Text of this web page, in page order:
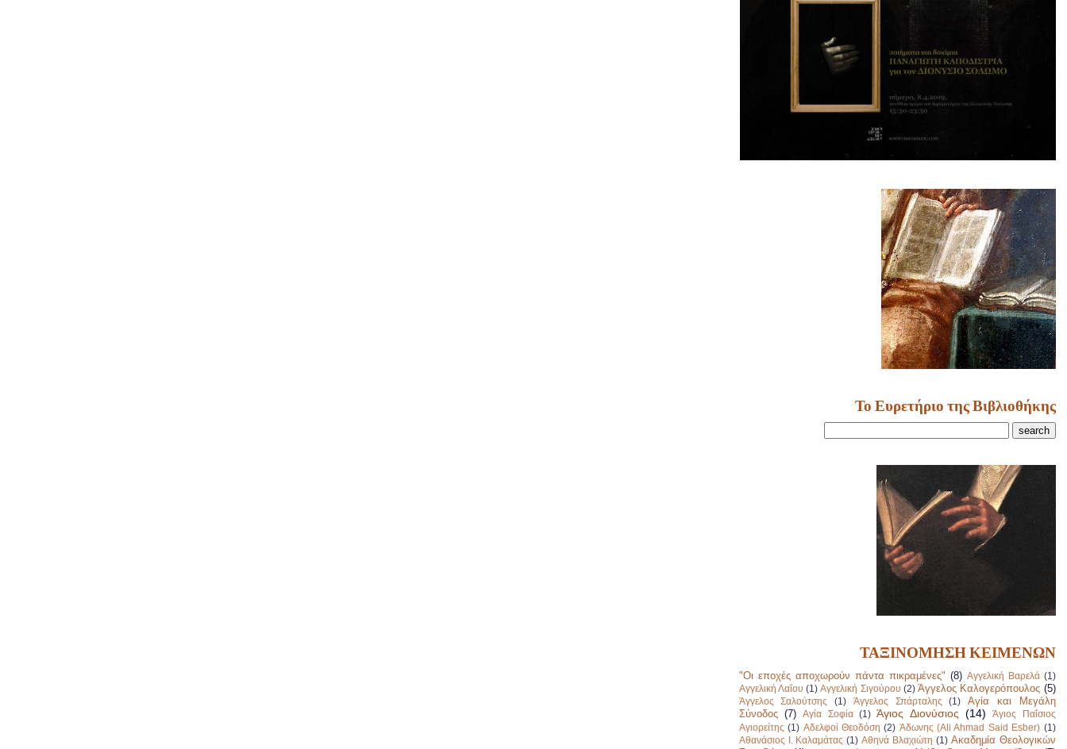
Το Ευρετήριο της Βιβλιοθήκης
ΤΑΞΙΝΟΜΗΣΗ ΚΕΙΜΕΝΩΝ
"Οι εποχές αποχωρούν πάντα πικραμένες" (8) Αγγελική Βαρελά (1)
Αγγελική Λαΐου (1) Αγγελική Σιγούρου (2) Άγγελος Καλογερόπουλος (5)
Άγγελος Σαλούτσης (1) Άγγελος Σπάρταλης (1)
Αγία και Μεγάλη
Σύνοδος (7) Αγία Σοφία (1) Άγιος Διονύσιος (14)
Άγιος Παΐσιος
Αγιορείτης (1) Αδελφοί Θεοδόση (2) Άδωνης (Ali Ahmad Said Esber) (1)
Αθανάσιος Ι. Καλαμάτας (1) Αθηνά Βλαχιώτη (1) Ακαδημία Θεολογικών